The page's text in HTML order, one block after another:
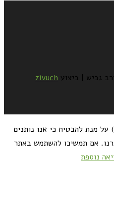
zivuch
אנו משתמשים בעוגיות (cookies) על מנת להבטיח כי אנו נותנים
אם תמשיכו להשתמש באתר
נוספת